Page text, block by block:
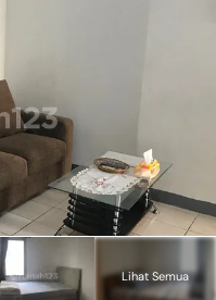
Lihat Semua